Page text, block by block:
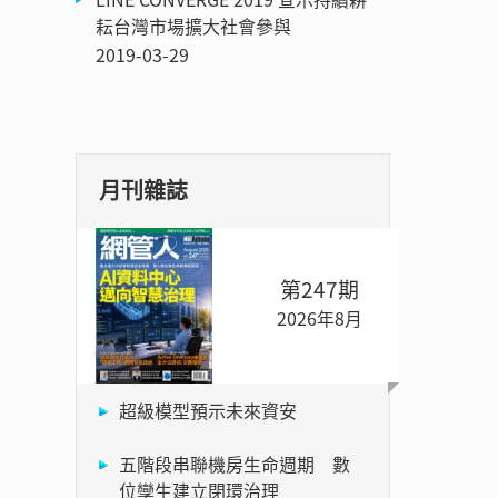
耘台灣市場擴大社會參與
2019-03-29
月刊雜誌
第247期
2026年8月
超級模型預示未來資安
五階段串聯機房生命週期 數
位孿生建立閉環治理